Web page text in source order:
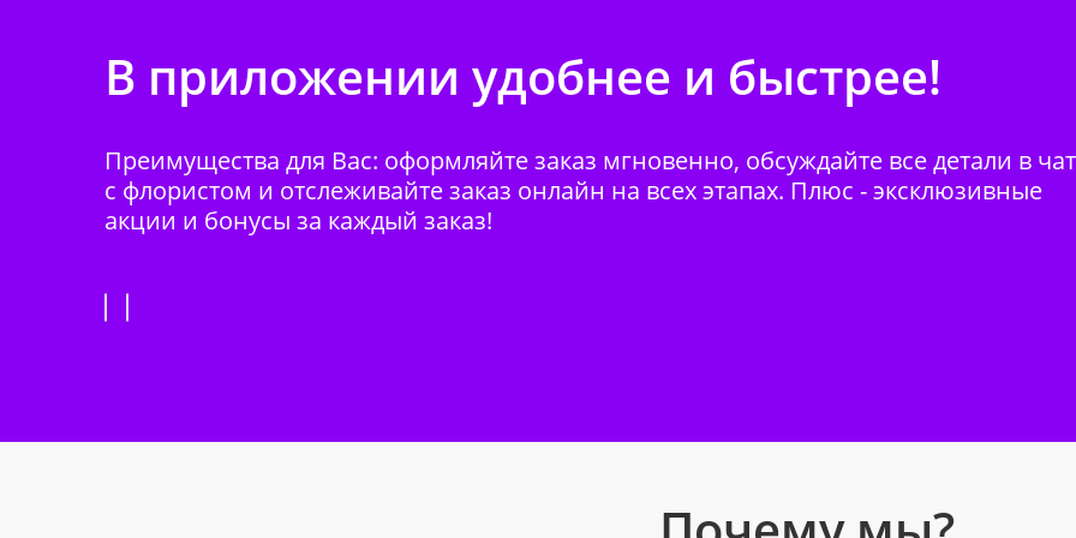
В приложении удобнее и быстрее!
Преимущества для Вас: оформляйте заказ мгновенно, обсуждайте все детали в
с флористом и отслеживайте заказ онлайн на всех этапах. Плюс - эксклюзивные
акции и бонусы за каждый заказ!